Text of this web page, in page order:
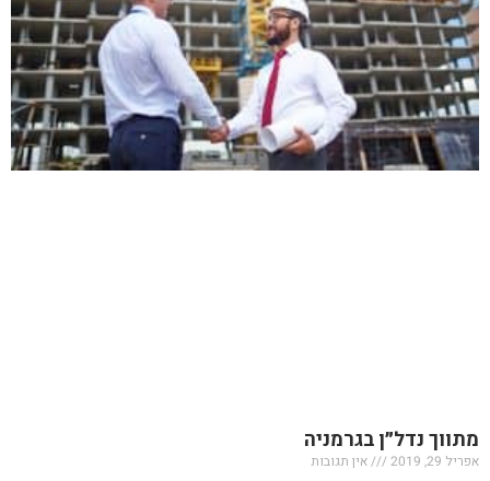
מתווך נדל״ן בגרמניה
אפריל 29, 2019 אין תגובות